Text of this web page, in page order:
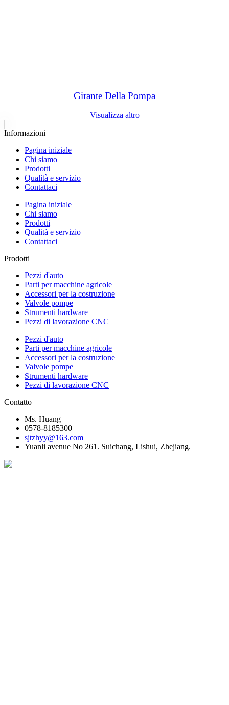
Girante Della Pompa
Visualizza altro
Informazioni
Pagina iniziale
Chi siamo
Prodotti
Qualità e servizio
Contattaci
Pagina iniziale
Chi siamo
Prodotti
Qualità e servizio
Contattaci
Prodotti
Pezzi d'auto
Parti per macchine agricole
Accessori per la costruzione
Valvole pompe
Strumenti hardware
Pezzi di lavorazione CNC
Pezzi d'auto
Parti per macchine agricole
Accessori per la costruzione
Valvole pompe
Strumenti hardware
Pezzi di lavorazione CNC
Contatto
Ms. Huang
0578-8185300
sjtzhyy@163.com
Yuanli avenue No 261. Suichang, Lishui, Zhejiang.